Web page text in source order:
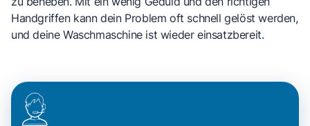
Handgriffen kann dein Problem oft schnell gelöst werden,
und deine Waschmaschine ist wieder einsatzbereit.